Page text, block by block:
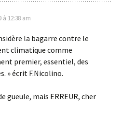
à 12:38 am
la bagarre contre le
climatique comme
premier, essentiel, des
» écrit F.Nicolino.
gueule, mais ERREUR, cher